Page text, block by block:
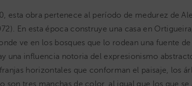
esta obra pertenece al período de medurez de
En esta época construye una casa en
ve en los bosques que lo rodean una fuente
una influencia notoria del expresionismo
horizontales que conforman el paisaje, los
son tres manchas de color, al igual que los que se